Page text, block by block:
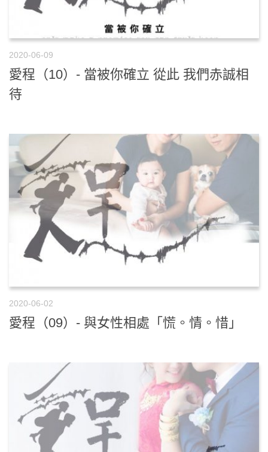
2020-06-09
愛程（10）- 當被你確立 從此 我們赤誠相
待
2020-06-02
愛程（09）- 與女性相處「慌。情。惜」